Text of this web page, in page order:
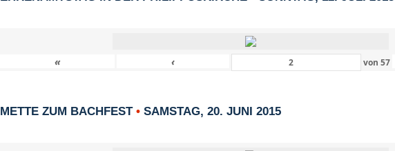
« ‹ von 57
METTE ZUM BACHFEST • SAMSTAG, 20. JUNI 2015